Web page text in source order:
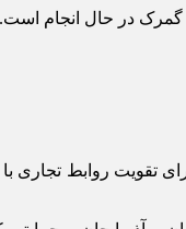
گمرک در حال انجام است.
روابط تجاری